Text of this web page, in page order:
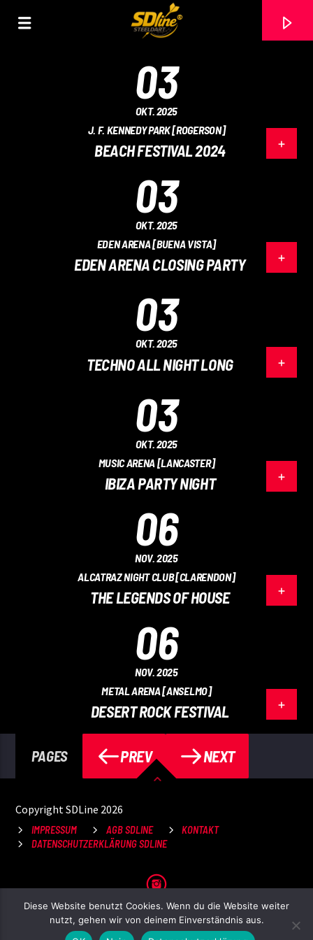
03
OKT. 2025
J. F. KENNEDY PARK [ROGERSON]
BEACH FESTIVAL 2024
03
OKT. 2025
EDEN ARENA [BUENA VISTA]
EDEN ARENA CLOSING PARTY
03
OKT. 2025
TECHNO ALL NIGHT LONG
03
OKT. 2025
MUSIC ARENA [LANCASTER]
IBIZA PARTY NIGHT
06
NOV. 2025
ALCATRAZ NIGHT CLUB [CLARENDON]
THE LEGENDS OF HOUSE
06
NOV. 2025
METAL ARENA [ANSELMO]
DESERT ROCK FESTIVAL
PAGES PREV NEXT
Copyright SDLine 2026
IMPRESSUM AGB SDLINE
KONTAKT
DATENSCHUTZERKLÄRUNG SDLINE
Diese Website benutzt Cookies. Wenn du die Website weiter
nutzt, gehen wir von deinem Einverständnis aus.